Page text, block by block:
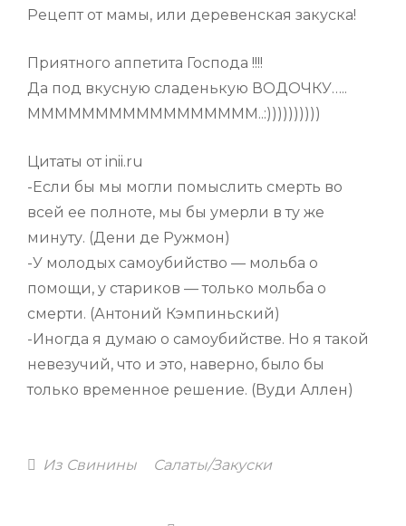
Рецепт от мамы, или деревенская закуска!
Приятного аппетита Господа !!!!
Да под вкусную сладенькую ВОДОЧКУ…..
МММММММММММММММММ..:))))))))))
Цитаты от inii.ru
-Если бы мы могли помыслить смерть во
всей ее полноте, мы бы умерли в ту же
минуту. (Дени де Ружмон)
-У молодых самоубийство — мольба о
помощи, у стариков — только мольба о
смерти. (Антоний Кэмпиньский)
-Иногда я думаю о самоубийстве. Но я такой
невезучий, что и это, наверно, было бы
только временное решение. (Вуди Аллен)
Categories
Из Свинины Салаты/Закуски
Навигация